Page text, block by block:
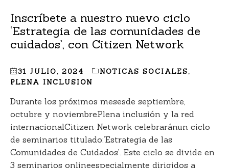
Inscríbete a nuestro nuevo ciclo
‘Estrategia de las comunidades de
cuidados’, con Citizen Network
31 JULIO, 2024 NOTICAS SOCIALES,
PLENA INCLUSION
Durante los próximos mesesde septiembre,
octubre y noviembrePlena inclusión y la red
internacionalCitizen Network celebraránun ciclo
de seminarios titulado:‘Estrategia de las
Comunidades de Cuidados’. Este ciclo se divide en
3 seminarios onlineespecialmente dirigidos a